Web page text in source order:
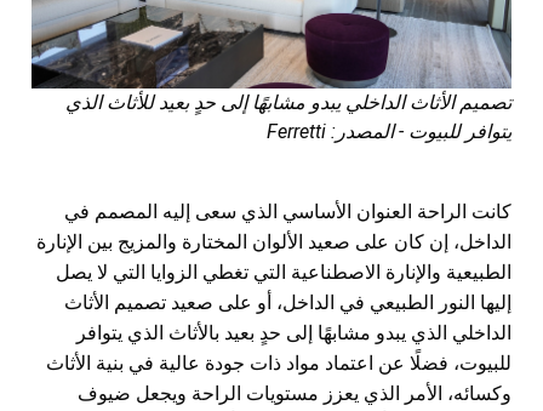
تصميم الأثاث الداخلي يبدو مشابهًا إلى حدٍ بعيد للأثاث الذي
يتوافر للبيوت - المصدر: Ferretti
كانت الراحة العنوان الأساسي الذي سعى إليه المصمم في
الداخل، إن كان على صعيد الألوان المختارة والمزيج بين الإنارة
الطبيعية والإنارة الاصطناعية التي تغطي الزوايا التي لا يصل
إليها النور الطبيعي في الداخل، أو على صعيد تصميم الأثاث
الداخلي الذي يبدو مشابهًا إلى حدٍ بعيد بالأثاث الذي يتوافر
للبيوت، فضلًا عن اعتماد مواد ذات جودة عالية في بنية الأثاث
وكسائه، الأمر الذي يعزز مستويات الراحة ويجعل ضيوف